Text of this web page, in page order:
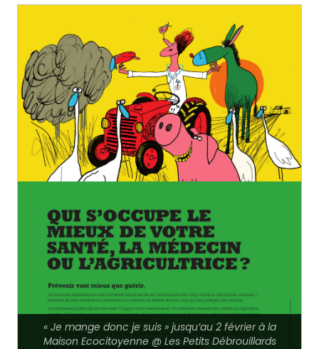
« Je mange donc je suis » jusqu’au 2 février à la
Maison Ecocitoyenne @ Les Petits Débrouillards